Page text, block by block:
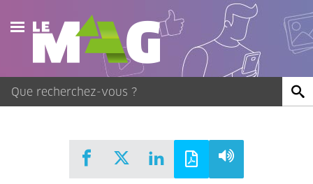
Actualités
Agenda
Publications